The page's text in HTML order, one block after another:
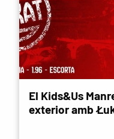
El Kids&Us
exterior amb